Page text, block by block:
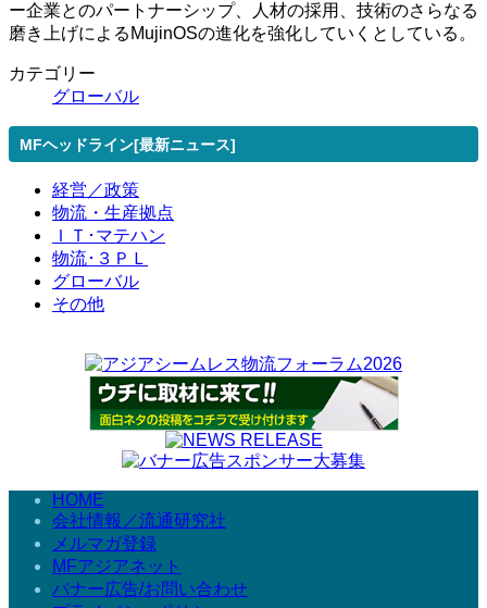
ー企業とのパートナーシップ、人材の採用、技術のさらなる
磨き上げによるMujinOSの進化を強化していくとしている。
カテゴリー
グローバル
MFヘッドライン[最新ニュース]
経営／政策
物流・生産拠点
ＩＴ･マテハン
物流･３ＰＬ
グローバル
その他
HOME
会社情報／流通研究社
メルマガ登録
MFアジアネット
バナー広告/お問い合わせ